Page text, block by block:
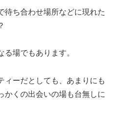
待ち合わせ場所などに現れた
場でもあります。
ィーだとしても、あまりにも
かくの出会いの場も台無しに